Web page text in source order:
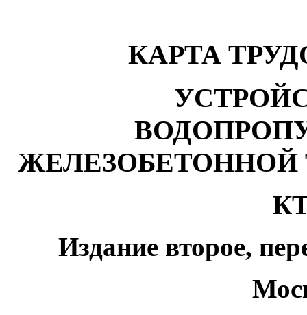
КАРТА
ЖЕЛЕЗОБЕТОННОЙ
Издание второе,